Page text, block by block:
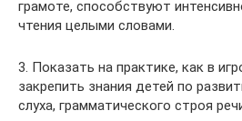
грамоте, способствуют
чтения целыми словами.
3. Показать на практике, как в
закрепить знания детей по
слуха, грамматического строя